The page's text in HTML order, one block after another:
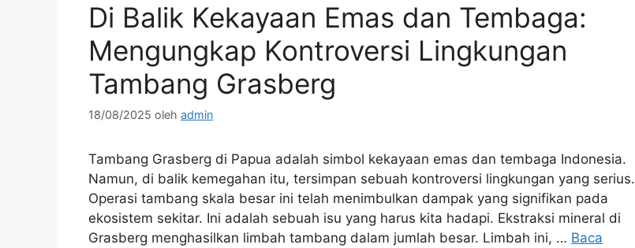
Di Balik Kekayaan Emas dan Tembaga:
Mengungkap Kontroversi Lingkungan
Tambang Grasberg
18/08/2025 oleh admin
Tambang Grasberg di Papua adalah simbol kekayaan emas dan tembaga Indonesia.
Namun, di balik kemegahan itu, tersimpan sebuah kontroversi lingkungan yang serius.
Operasi tambang skala besar ini telah menimbulkan dampak yang signifikan pada
ekosistem sekitar. Ini adalah sebuah isu yang harus kita hadapi. Ekstraksi mineral di
Grasberg menghasilkan limbah tambang dalam jumlah besar. Limbah ini, … Baca